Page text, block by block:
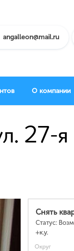
angalleon@mail.ru
О компании
27-я
Снять
Статус:
+к.у.
Округ